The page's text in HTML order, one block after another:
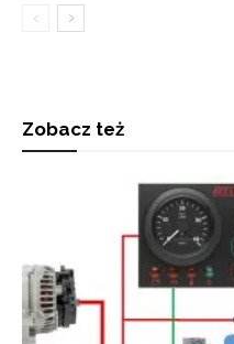
Zobacz też